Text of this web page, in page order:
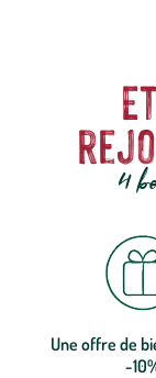
4
Une offre de
-